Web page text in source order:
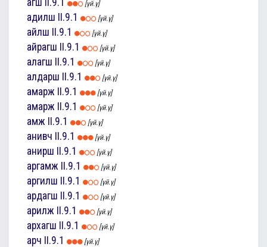
агш II.9.1 [үй.ү]
адилш II.9.1 [үй.ү]
айлш II.9.1 [үй.ү]
айрагш II.9.1 [үй.ү]
алагш II.9.1 [үй.ү]
алдарш II.9.1 [үй.ү]
амарж II.9.1 [үй.ү]
амарж II.9.1 [үй.ү]
амж II.9.1 [үй.ү]
анивч II.9.1 [үй.ү]
анирш II.9.1 [үй.ү]
аргамж II.9.1 [үй.ү]
аргилш II.9.1 [үй.ү]
ардагш II.9.1 [үй.ү]
арилж II.9.1 [үй.ү]
архагш II.9.1 [үй.ү]
арч II.9.1 [үй.ү]